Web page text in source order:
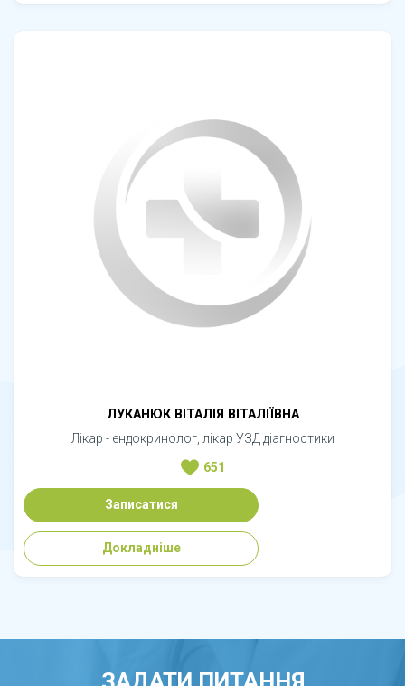
ЛУКАНЮК ВІТАЛІЯ ВІТАЛІЇВНА
Лікар - ендокринолог, лікар УЗД діагностики
651
Записатися
Докладніше